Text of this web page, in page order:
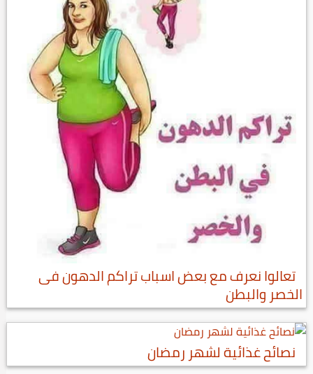
تعالوا نعرف مع بعض اسباب تراكم الدهون فى
الخصر والبطن
نصائح غذائية لشهر رمضان